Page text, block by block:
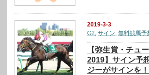
2019-3-3
G2,サイン,無料競馬予
【弥生賞・チュ
2019】サイン予
ジーがサインを